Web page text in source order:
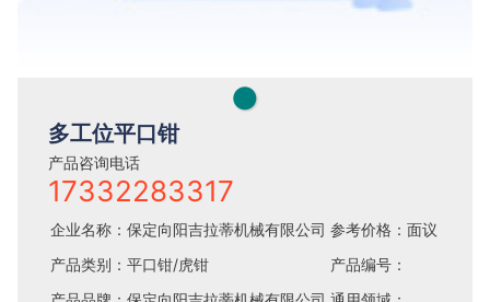
●
多工位平口钳
产品咨询电话
17332283317
企业名称：保定向阳吉拉蒂机械有限公司 参考价格：面议
产品类别：平口钳/虎钳
产品编号：